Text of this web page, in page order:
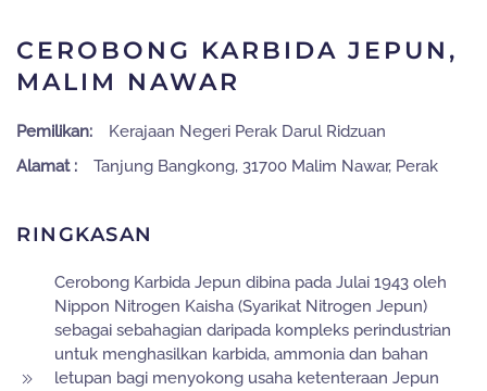
CEROBONG KARBIDA JEPUN,
MALIM NAWAR
Pemilikan:
Kerajaan Negeri Perak Darul Ridzuan
Alamat :
Tanjung Bangkong, 31700 Malim Nawar, Perak
RINGKASAN
Cerobong Karbida Jepun dibina pada Julai 1943 oleh
Nippon Nitrogen Kaisha (Syarikat Nitrogen Jepun)
sebagai sebahagian daripada kompleks perindustrian
untuk menghasilkan karbida, ammonia dan bahan
letupan bagi menyokong usaha ketenteraan Jepun